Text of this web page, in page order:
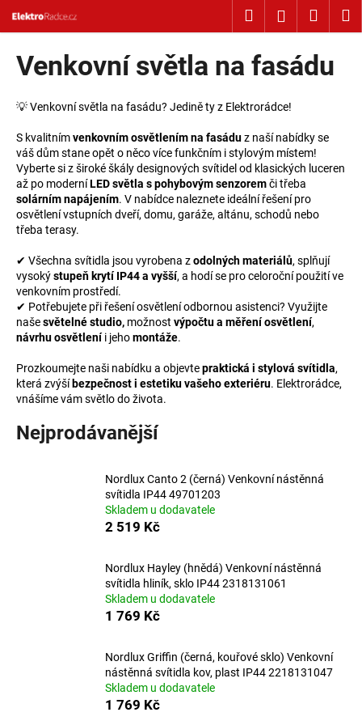
Hledat Přihlášení
Venkovní světla na fasádu
💡 Venkovní světla na fasádu? Jedině ty z Elektrorádce!
S kvalitnímvenkovním osvětlením na fasáduz naší nabídky se
váš dům stane opět o něco více funkčním i stylovým místem!
Vyberte si z široké škály designových svítidel od klasických luceren
až po moderníLED světla s pohybovým senzoremči třeba
solárním napájením. V nabídce naleznete ideální řešení pro
osvětlení vstupních dveří, domu, garáže, altánu, schodů nebo
třeba terasy.
✔ Všechna svítidla jsou vyrobena zodolných materiálů, splňují
vysokýstupeň krytí IP44 a vyšší, a hodí se pro celoroční použití ve
venkovním prostředí.
✔ Potřebujete při řešení osvětlení odbornou asistenci? Využijte
našesvětelné studio, možnost výpočtu a měření osvětlení,
návrhu osvětleníi jehomontáže.
Prozkoumejte naši nabídku a objevtepraktická i stylová svítidla,
která zvýšíbezpečnost i estetiku vašeho exteriéru. Elektrorádce,
vnášíme vám světlo do života.
Nejprodávanější
Nordlux Canto 2 (černá) Venkovní nástěnná
svítidla IP44 49701203
Skladem u dodavatele
2 519 Kč
Nordlux Hayley (hnědá) Venkovní nástěnná
svítidla hliník, sklo IP44 2318131061
Skladem u dodavatele
1 769 Kč
Nordlux Griffin (černá, kouřové sklo) Venkovní
nástěnná svítidla kov, plast IP44 2218131047
Skladem u dodavatele
1 769 Kč
Košík
o
p
o
t
ř
e
b
u
j
e
t
e
n
a
j
í
t